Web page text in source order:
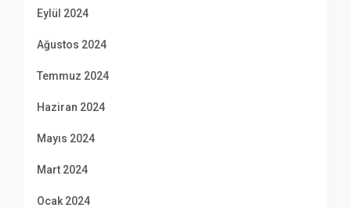
Eylül 2024
Ağustos 2024
Temmuz 2024
Haziran 2024
Mayıs 2024
Mart 2024
Ocak 2024